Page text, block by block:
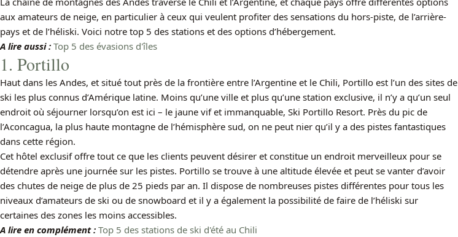
aux amateurs de neige, en particulier à ceux qui veulent profiter des sensations du hors-piste, de l’arrière-
pays et de l’héliski. Voici notre top 5 des stations et des options d’hébergement.
A lire aussi : Top 5 des évasions d'îles
1. Portillo
Haut dans les Andes, et situé tout près de la frontière entre l’Argentine et le Chili, Portillo est l’un des sites de
ski les plus connus d’Amérique latine. Moins qu’une ville et plus qu’une station exclusive, il n’y a qu’un seul
endroit où séjourner lorsqu’on est ici – le jaune vif et immanquable, Ski Portillo Resort. Près du pic de
l’Aconcagua, la plus haute montagne de l’hémisphère sud, on ne peut nier qu’il y a des pistes fantastiques
dans cette région.
Cet hôtel exclusif offre tout ce que les clients peuvent désirer et constitue un endroit merveilleux pour se
détendre après une journée sur les pistes. Portillo se trouve à une altitude élevée et peut se vanter d’avoir
des chutes de neige de plus de 25 pieds par an. Il dispose de nombreuses pistes différentes pour tous les
niveaux d’amateurs de ski ou de snowboard et il y a également la possibilité de faire de l’héliski sur
certaines des zones les moins accessibles.
A lire en complément : Top 5 des stations de ski d'été au Chili